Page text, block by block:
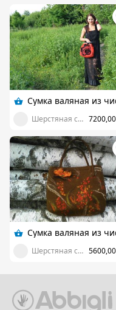
Шерстяная сказка ASHMIRA
Шерстяная сказка ASHMIRA